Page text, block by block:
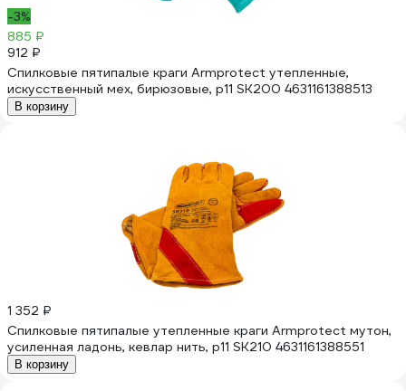
-3%
885 ₽
912 ₽
Спилковые пятипалые краги Armprotect утепленные,
искусственный мех, бирюзовые, р11 SK200 4631161388513
В корзину
1 352 ₽
Спилковые пятипалые утепленные краги Armprotect мутон,
усиленная ладонь, кевлар нить, р11 SK210 4631161388551
В корзину